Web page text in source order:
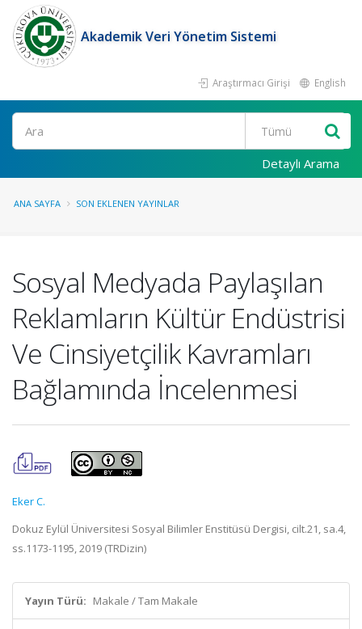
Akademik Veri Yönetim Sistemi
Araştırmacı Girişi English
Ara
Detaylı Arama
ANA SAYFA SON EKLENEN YAYINLAR
Sosyal Medyada Paylaşılan
Reklamların Kültür Endüstrisi
Ve Cinsiyetçilik Kavramları
Bağlamında İncelenmesi
Eker C.
Dokuz Eylül Üniversitesi Sosyal Bilimler Enstitüsü Dergisi, cilt.21, sa.4,
ss.1173-1195, 2019 (TRDizin)
Yayın Türü: Makale / Tam Makale